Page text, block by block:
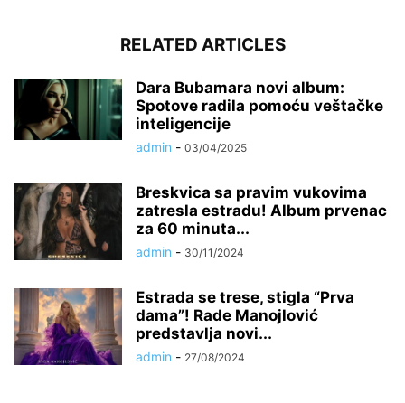
RELATED ARTICLES
Dara Bubamara novi album:
Spotove radila pomoću veštačke
inteligencije
admin - 03/04/2025
Breskvica sa pravim vukovima
zatresla estradu! Album prvenac
za 60 minuta...
admin - 30/11/2024
Estrada se trese, stigla “Prva
dama”! Rade Manojlović
predstavlja novi...
admin - 27/08/2024